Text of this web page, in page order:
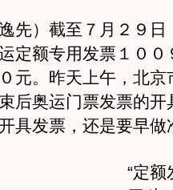
）截至７月２９日
定额专用发票１００
元。昨天上午，北京
后奥运门票发票的开
具发票，还是要早做
“定